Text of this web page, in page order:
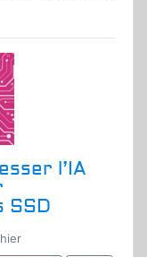
l’IA
SSD